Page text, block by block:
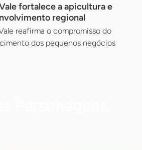
fortalece a apicultura e
regional
reafirma o compromisso do
dos pequenos negócios